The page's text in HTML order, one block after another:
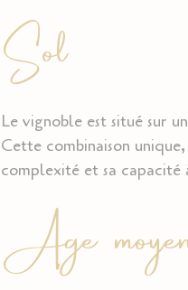
Sol
Le vignoble est situé sur
Cette combinaison
complexité et sa capacité
Age